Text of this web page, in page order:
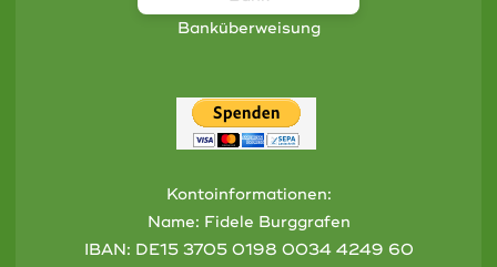
Banküberweisung
Kontoinformationen:
Name: Fidele Burggrafen
IBAN: DE15 3705 0198 0034 4249 60